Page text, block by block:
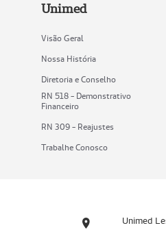
Unimed
Visão Geral
Nossa História
Diretoria e Conselho
RN 518 - Demonstrativo
Financeiro
RN 309 - Reajustes
Trabalhe Conosco
Unimed